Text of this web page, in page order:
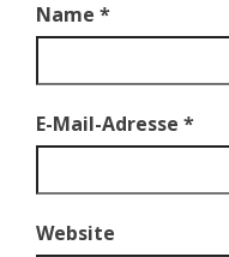
Name *
E-Mail-Adresse *
Website